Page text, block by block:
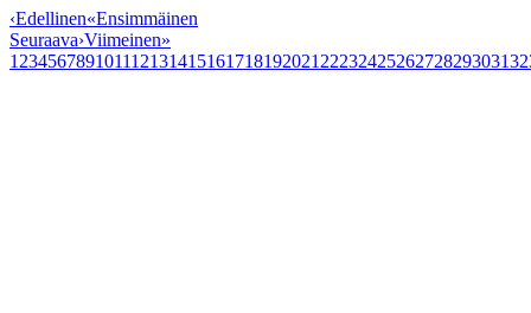
‹Edellinen«Ensimmäinen
Seuraava›Viimeinen»
1 23456789101112131415161718192021 2223242526272829303132